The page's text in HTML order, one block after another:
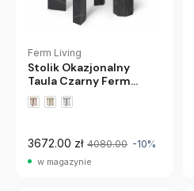
Ferm Living
Stolik Okazjonalny
Taula Czarny Ferm
Living
3672.00 zł 4080.00 -10%
w magazynie